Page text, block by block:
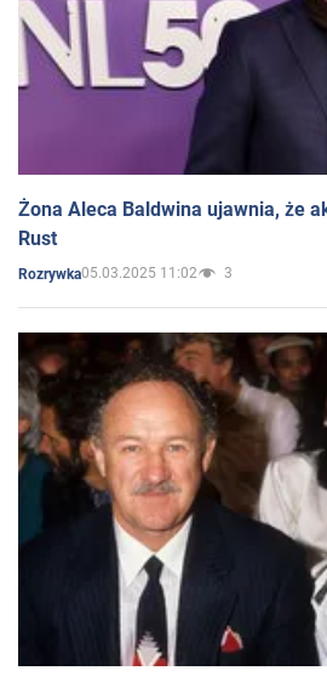
Żona Aleca Baldwina ujawnia, że
Rust
Rozrywka05.03.2025 11:02 3